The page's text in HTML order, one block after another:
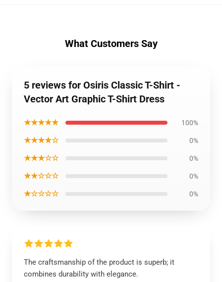
What Customers Say
5 reviews for Osiris Classic T-Shirt -
Vector Art Graphic T-Shirt Dress
★★★★★ 100%
★★★★☆ 0%
★★★☆☆ 0%
★★☆☆☆ 0%
★☆☆☆☆ 0%
The craftsmanship of the product is superb; it
combines durability with elegance.